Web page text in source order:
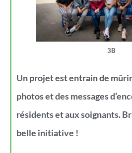
3B
Un projet est entrain de
photos et des messages
résidents et aux soignants.
belle initiative !